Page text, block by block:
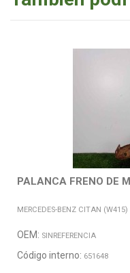
PALANCA FRENO DE
MERCEDES-BENZ CITAN
OEM: SINREFERENCIA
Código interno: 651648